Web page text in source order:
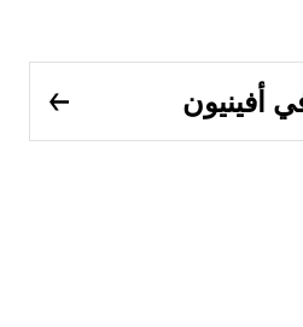
أفينيون